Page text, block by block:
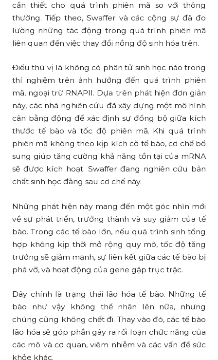
cần thiết cho quá trình phiên mã so với thông
thường. Tiếp theo, Swaffer và các cộng sự đã đo
lường những tác động trong quá trình phiên mã
liên quan đến việc thay đổi nồng độ sinh hóa trên.
Điều thú vị là không có phân tử sinh học nào trong
thí nghiệm trên ảnh hưởng đến quá trình phiên
mã, ngoại trừ RNAPII. Dựa trên phát hiện đơn giản
này, các nhà nghiên cứu đã xây dựng một mô hình
cân bằng động để xác định sự đồng bộ giữa kích
thước tế bào và tốc độ phiên mã. Khi quá trình
phiên mã không theo kịp kích cỡ tế bào, cơ chế bổ
sung giúp tăng cường khả năng tồn tại của mRNA
sẽ được kích hoạt. Swaffer đang nghiên cứu bản
chất sinh học đằng sau cơ chế này.
Những phát hiện này mang đến một góc nhìn mới
về sự phát triển, trưởng thành và suy giảm của tế
bào. Trong các tế bào lớn, nếu quá trình sinh tổng
hợp không kịp thời mở rộng quy mô, tốc độ tăng
trưởng sẽ giảm mạnh, sự liên kết giữa các tế bào bị
phá vỡ, và hoạt động của gene gặp trục trặc.
Đây chính là trạng thái lão hóa tế bào. Những tế
bào như vậy không thể nhân lên nữa, nhưng
chúng cũng không chết đi. Thay vào đó, các tế bào
lão hóa sẽ góp phần gây ra rối loạn chức năng của
các mô và cơ quan, viêm nhiễm và các vấn đề sức
khỏe khác.